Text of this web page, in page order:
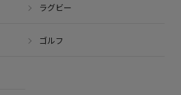
ラグビー
ゴルフ